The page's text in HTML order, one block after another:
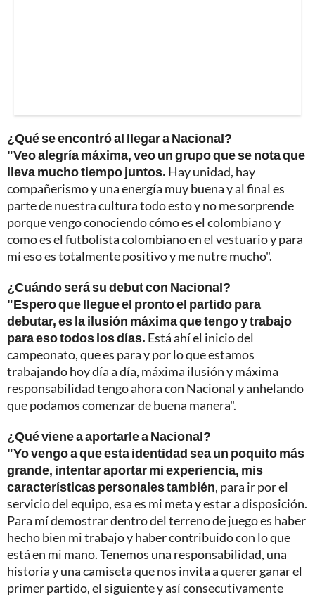
¿Qué se encontró al llegar a Nacional?
"Veo alegría máxima, veo un grupo que se nota que
lleva mucho tiempo juntos. Hay unidad, hay
compañerismo y una energía muy buena y al final es
parte de nuestra cultura todo esto y no me sorprende
porque vengo conociendo cómo es el colombiano y
como es el futbolista colombiano en el vestuario y para
mí eso es totalmente positivo y me nutre mucho".
¿Cuándo será su debut con Nacional?
"Espero que llegue el pronto el partido para
debutar, es la ilusión máxima que tengo y trabajo
para eso todos los días. Está ahí el inicio del
campeonato, que es para y por lo que estamos
trabajando hoy día a día, máxima ilusión y máxima
responsabilidad tengo ahora con Nacional y anhelando
que podamos comenzar de buena manera".
¿Qué viene a aportarle a Nacional?
"Yo vengo a que esta identidad sea un poquito más
grande, intentar aportar mi experiencia, mis
características personales también, para ir por el
servicio del equipo, esa es mi meta y estar a disposición.
Para mí demostrar dentro del terreno de juego es haber
hecho bien mi trabajo y haber contribuido con lo que
está en mi mano. Tenemos una responsabilidad, una
historia y una camiseta que nos invita a querer ganar el
primer partido, el siguiente y así consecutivamente